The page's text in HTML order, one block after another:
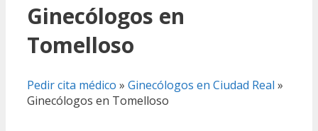
Ginecólogos en
Tomelloso
Pedir cita médico » Ginecólogos en Ciudad Real »
Ginecólogos en Tomelloso